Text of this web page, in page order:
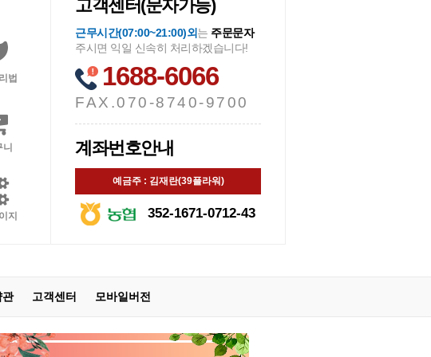
법
니
지
고객센터(문자가능)
근무시간(07:00~21:00)외는 주문문자
주시면 익일 신속히 처리하겠습니다!
1688-6066
FAX.070-8740-9700
계좌번호안내
예금주 : 김재란(39플라워)
352-1671-0712-43
관 고객센터 모바일버전